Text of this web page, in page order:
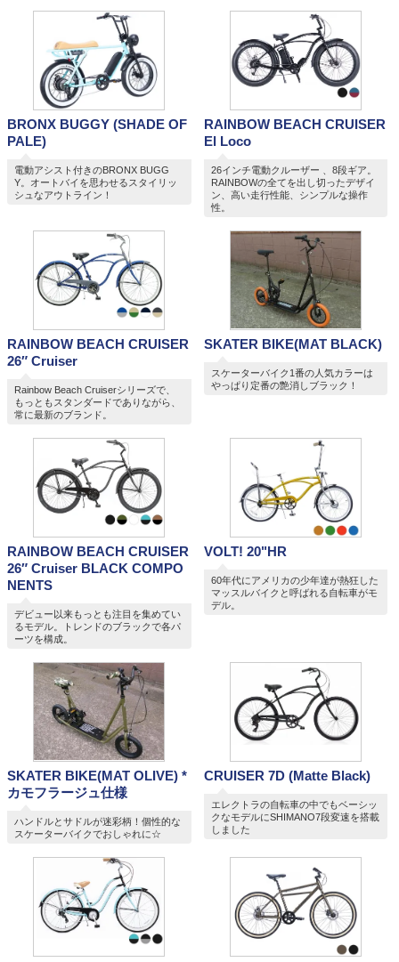
BRONX BUGGY (SHADE OF
PALE)
電動アシスト付きのBRONX BUGG
Y。オートバイを思わせるスタイリッ
シュなアウトライン！
RAINBOW BEACH CRUISER
El Loco
26インチ電動クルーザー 、8段ギア。
RAINBOWの全てを出し切ったデザイ
ン、高い走行性能、シンプルな操作
性。
RAINBOW BEACH CRUISER
26″ Cruiser
Rainbow Beach Cruiserシリーズで、
もっともスタンダードでありながら、
常に最新のブランド。
SKATER BIKE(MAT BLACK)
スケーターバイク1番の人気カラーは
やっぱり定番の艶消しブラック！
RAINBOW BEACH CRUISER
26″ Cruiser BLACK COMPO
NENTS
デビュー以来もっとも注目を集めてい
るモデル。トレンドのブラックで各パ
ーツを構成。
VOLT! 20"HR
60年代にアメリカの少年達が熱狂した
マッスルバイクと呼ばれる自転車がモ
デル。
SKATER BIKE(MAT OLIVE) *
カモフラージュ仕様
ハンドルとサドルが迷彩柄！個性的な
スケーターバイクでおしゃれに☆
CRUISER 7D (Matte Black)
エレクトラの自転車の中でもベーシッ
クなモデルにSHIMANO7段変速を搭載
しました